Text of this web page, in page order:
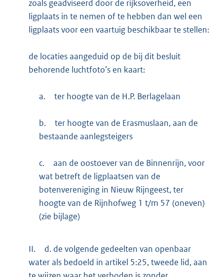
zoals geadviseerd door de rijksoverheid, een
ligplaats in te nemen of te hebben dan wel een
ligplaats voor een vaartuig beschikbaar te stellen:
de locaties aangeduid op de bij dit besluit
behorende luchtfoto’s en kaart:
a. ter hoogte van de H.P. Berlagelaan
b.
ter hoogte van de Erasmuslaan, aan de
bestaande aanlegsteigers
c.
aan de oostoever van de Binnenrijn, voor
wat betreft de ligplaatsen van de
botenvereniging in Nieuw Rijngeest, ter
hoogte van de Rijnhofweg 1 t/m 57 (oneven)
(zie bijlage)
II.
d. de volgende gedeelten van openbaar
water als bedoeld in artikel 5:25, tweede lid, aan